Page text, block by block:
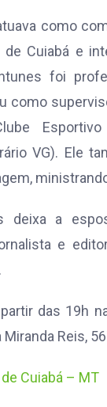
como
de Cuiabá e
foi
como
Esportivo
VG). Ele
deixa a
e
das 19h
Reis,
Cuiabá – MT